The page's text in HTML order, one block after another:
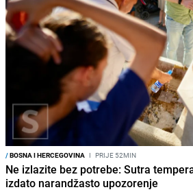
/BOSNA I HERCEGOVINA I PRIJE 52MIN
Ne izlazite bez potrebe: Sutra
izdato narandžasto upozorenje